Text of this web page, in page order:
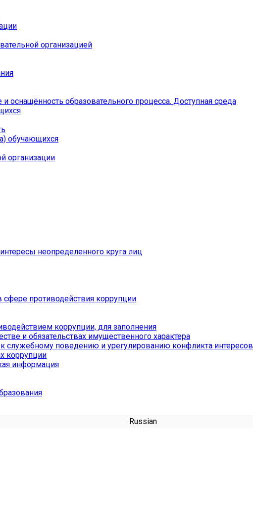
организацией
оснащённость образовательного процесса. Доступная среда
обучающихся
организации
неопределенного круга лиц
противодействия коррупции
коррупции, для заполнения
и обязательствах имущественного характера
служебному поведению и урегулированию конфликта интересов
коррупции
информация
Russian